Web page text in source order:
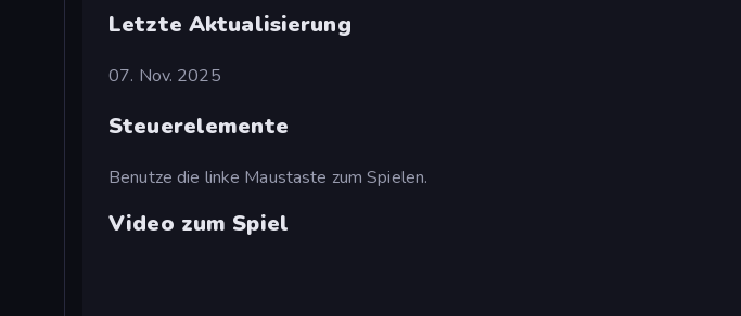
Letzte Aktualisierung
07. Nov. 2025
Steuerelemente
Benutze die linke Maustaste zum Spielen.
Video zum Spiel